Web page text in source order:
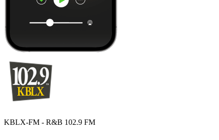
KBLX-FM - R&B 102.9 FM